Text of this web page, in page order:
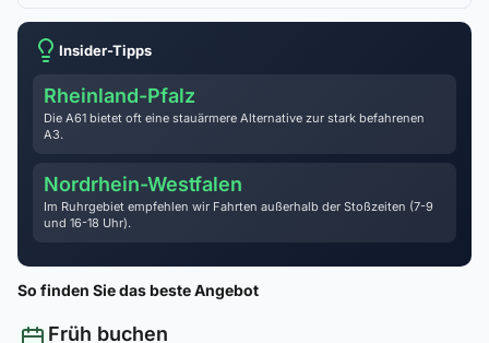
Insider-Tipps
Rheinland-Pfalz
Die A61 bietet oft eine stauärmere Alternative zur stark befahrenen
A3.
Nordrhein-Westfalen
Im Ruhrgebiet empfehlen wir Fahrten außerhalb der Stoßzeiten (7-9
und 16-18 Uhr).
So finden Sie das beste Angebot
Früh buchen